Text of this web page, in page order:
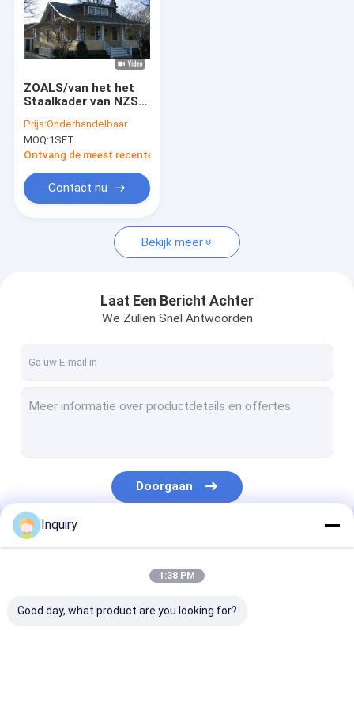
ZOALS/van het het
Staalkader van NZS
Geprefabriceerde de
Bungalowhuizen,
Prefabkit home
Prijs:Onderhandelbaar
MOQ:1SET
Ontvang de meest recente Prijs
Contact nu
Bekijk meer
Laat Een Bericht Achter
We Zullen Snel Antwoorden
Doorgaan
Onze Categorieën
Inquiry
1:38 PM
Good day, what product are you looking for?